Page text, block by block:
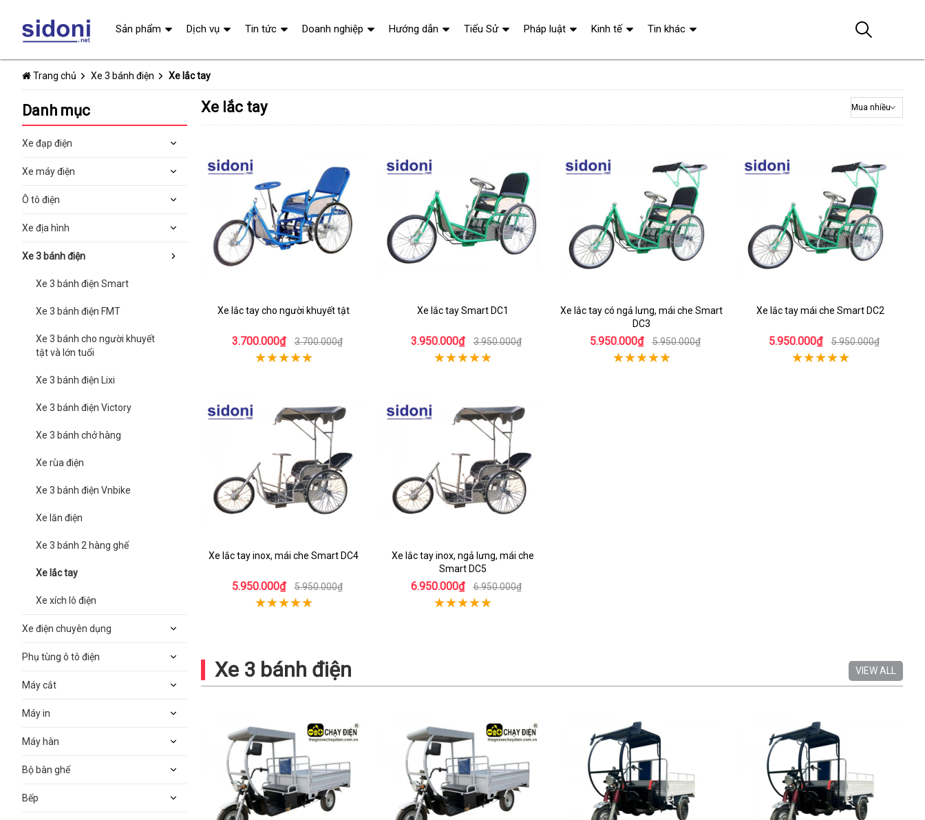
Trang chủ Xe 3 bánh điện Xe lắc tay
Xe lắc tay
Xe lắc tay cho người khuyết tật
3.700.000₫ 3.700.000₫
Xe lắc tay Smart DC1
3.950.000₫ 3.950.000₫
Xe lắc tay có ngả lưng, mái che Smart
DC3
5.950.000₫ 5.950.000₫
Xe lắc tay mái che Smart DC2
5.950.000₫ 5.950.000₫
Xe lắc tay inox, mái che Smart DC4
5.950.000₫ 5.950.000₫
Xe lắc tay inox, ngả lưng, mái che
Smart DC5
6.950.000₫ 6.950.000₫
Xe 3 bánh điện VIEW ALL
Danh mục
Xe đạp điện
Xe máy điện
Ô tô điện
Xe địa hình
Xe 3 bánh điện
Xe 3 bánh điện Smart
Xe 3 bánh điện FMT
Xe 3 bánh cho người khuyết
tật và lớn tuổi
Xe 3 bánh điện Lixi
Xe 3 bánh điện Victory
Xe 3 bánh chở hàng
Xe rùa điện
Xe 3 bánh điện Vnbike
Xe lăn điện
Xe 3 bánh 2 hàng ghế
Xe lắc tay
Xe xích lô điện
Xe điện chuyên dụng
Phụ tùng ô tô điện
Máy cắt
Máy in
Máy hàn
Bộ bàn ghế
Bếp
Sản phẩm Dịch vụ Tin tức Doanh nghiệp Hướng dẫn Tiểu Sử Pháp luật Kinh tế Tin khác